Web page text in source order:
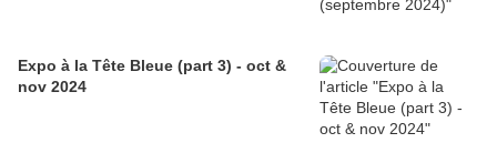
Expo à la Tête Bleue (part 3) - oct &
nov 2024